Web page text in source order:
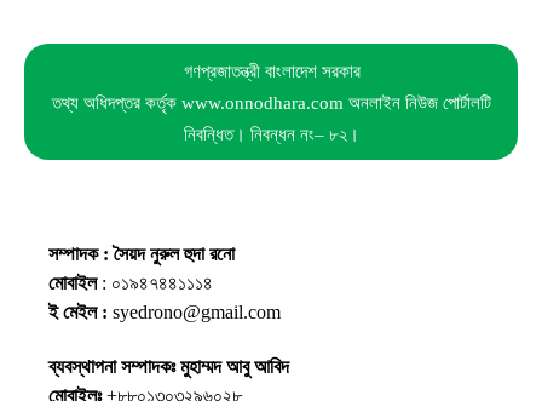
গণপ্রজাতন্ত্রী বাংলাদেশ সরকার
তথ্য অধিদপ্তর কর্তৃক www.onnodhara.com অনলাইন নিউজ পোর্টালটি
নিবন্ধিত। নিবন্ধন নং– ৮২।
সম্পাদক : সৈয়দ নুরুল হুদা রনো
মোবাইল: ০১৯৪৭৪৪১১১৪
ই মেইল : syedrono@gmail.com
ব্যবস্থাপনা সম্পাদকঃ মুহাম্মদ আবু আবিদ
মোবাইলঃ+৮৮০১৩০৩২৯৬০২৮